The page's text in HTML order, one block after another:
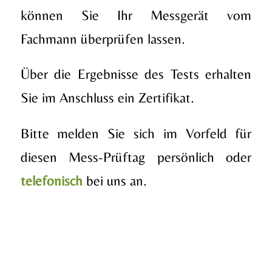
können Sie Ihr Messgerät vom
Fachmann überprüfen lassen.
Über die Ergebnisse des Tests erhalten
Sie im Anschluss ein Zertifikat.
Bitte melden Sie sich im Vorfeld für
diesen Mess-Prüftag persönlich oder
telefonisch bei uns an.